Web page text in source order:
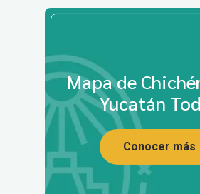
Mapa de
Yucatán
Conocer más